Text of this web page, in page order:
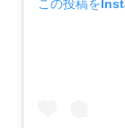
この投稿を